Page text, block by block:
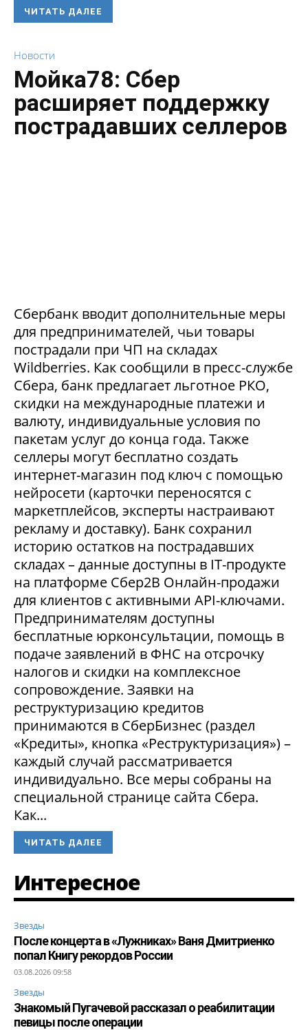
ЧИТАТЬ ДАЛЕЕ
Новости
Мойка78: Сбер
расширяет поддержку
пострадавших селлеров
Сбербанк вводит дополнительные меры
для предпринимателей, чьи товары
пострадали при ЧП на складах
Wildberries. Как сообщили в пресс-службе
Сбера, банк предлагает льготное РКО,
скидки на международные платежи и
валюту, индивидуальные условия по
пакетам услуг до конца года. Также
селлеры могут бесплатно создать
интернет-магазин под ключ с помощью
нейросети (карточки переносятся с
маркетплейсов, эксперты настраивают
рекламу и доставку). Банк сохранил
историю остатков на пострадавших
складах – данные доступны в IT-продукте
на платформе Сбер2В Онлайн-продажи
для клиентов с активными API-ключами.
Предпринимателям доступны
бесплатные юрконсультации, помощь в
подаче заявлений в ФНС на отсрочку
налогов и скидки на комплексное
сопровождение. Заявки на
реструктуризацию кредитов
принимаются в СберБизнес (раздел
«Кредиты», кнопка «Реструктуризация») –
каждый случай рассматривается
индивидуально. Все меры собраны на
специальной странице сайта Сбера.
Как...
ЧИТАТЬ ДАЛЕЕ
Интересное
Звезды
После концерта в «Лужниках» Ваня Дмитриенко
попал Книгу рекордов России
03.08.2026 09:58
Звезды
Знакомый Пугачевой рассказал о реабилитации
певицы после операции